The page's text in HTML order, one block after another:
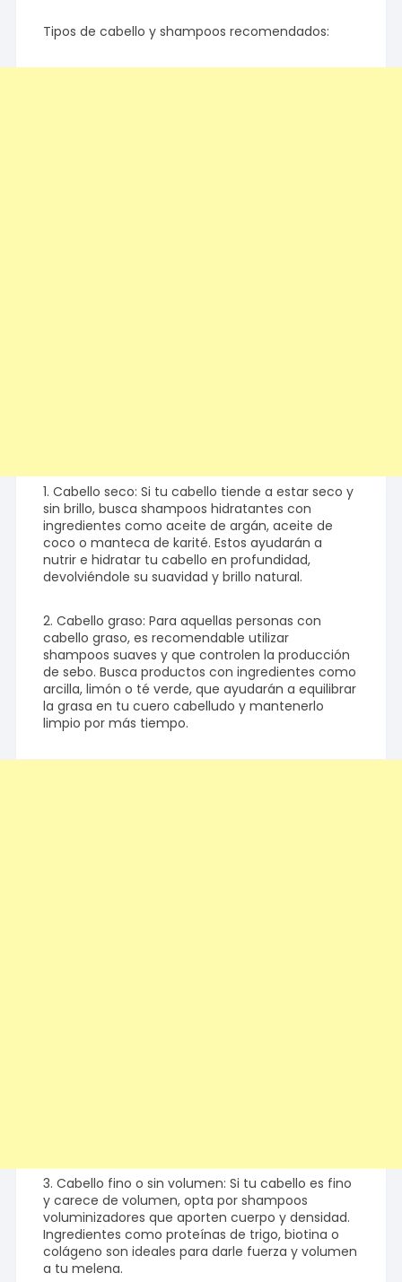
Tipos de cabello y shampoos recomendados:
1. Cabello seco: Si tu cabello tiende a estar seco y
sin brillo, busca shampoos hidratantes con
ingredientes como aceite de argán, aceite de
coco o manteca de karité. Estos ayudarán a
nutrir e hidratar tu cabello en profundidad,
devolviéndole su suavidad y brillo natural.
2. Cabello graso: Para aquellas personas con
cabello graso, es recomendable utilizar
shampoos suaves y que controlen la producción
de sebo. Busca productos con ingredientes como
arcilla, limón o té verde, que ayudarán a equilibrar
la grasa en tu cuero cabelludo y mantenerlo
limpio por más tiempo.
3. Cabello fino o sin volumen: Si tu cabello es fino
y carece de volumen, opta por shampoos
voluminizadores que aporten cuerpo y densidad.
Ingredientes como proteínas de trigo, biotina o
colágeno son ideales para darle fuerza y volumen
a tu melena.